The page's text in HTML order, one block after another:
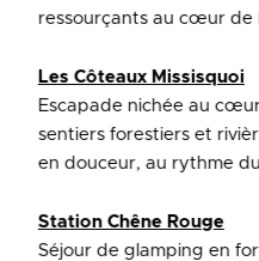
ressourçants au cœur de
Les Côteaux Missisquoi
Escapade nichée au
sentiers forestiers et
en douceur, au rythme
Station Chêne Rouge
Séjour de glamping en